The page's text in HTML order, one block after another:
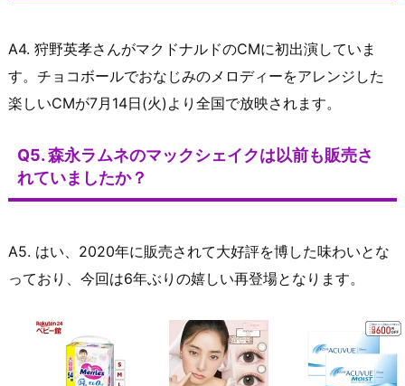
A4. 狩野英孝さんがマクドナルドのCMに初出演していま
す。チョコボールでおなじみのメロディーをアレンジした
楽しいCMが7月14日(火)より全国で放映されます。
Q5. 森永ラムネのマックシェイクは以前も販売さ
れていましたか？
A5. はい、2020年に販売されて大好評を博した味わいとな
っており、今回は6年ぶりの嬉しい再登場となります。